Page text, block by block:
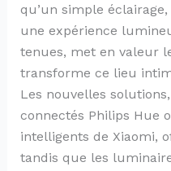
qu’un simple
une expérience
tenues, met en valeur
transforme ce lieu
Les nouvelles
connectés Philips Hue
intelligents de Xiaomi,
tandis que les